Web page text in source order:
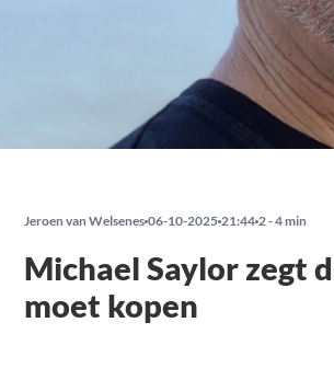
Jeroen van Welsenes 06-10-2025 21:44 2 - 4 min
Michael Saylor zegt
moet kopen